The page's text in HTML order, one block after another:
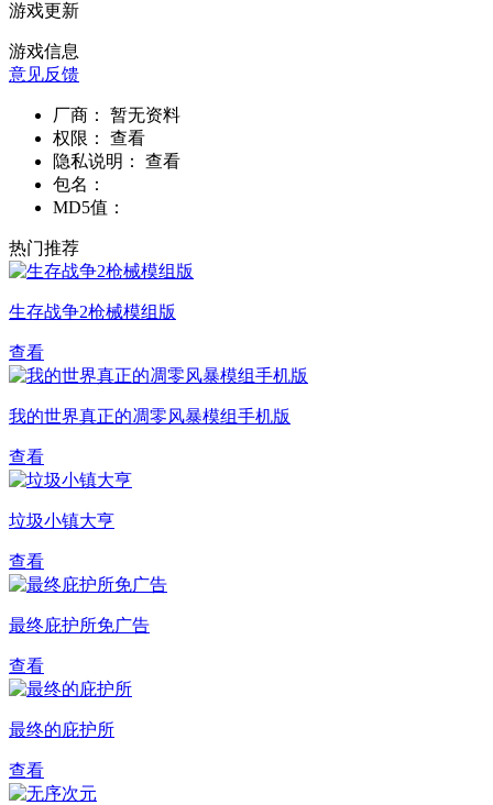
游戏更新
游戏信息
意见反馈
厂商：
暂无资料
权限：
查看
隐私说明：
查看
包名：
MD5值：
热门推荐
生存战争2枪械模组版
查看
我的世界真正的凋零风暴模组手机版
查看
垃圾小镇大亨
查看
最终庇护所免广告
查看
最终的庇护所
查看